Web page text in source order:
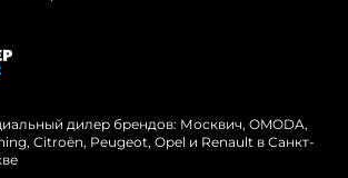
дилер брендов: Москвич, OMODA,
Citroёn, Peugeot, Opel и Renault в Санкт-